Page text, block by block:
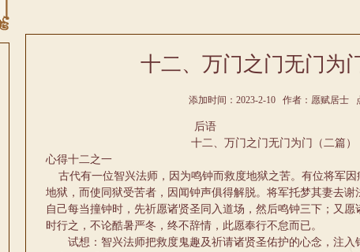
十二、万门之门无门为
添加时间：2023-2-10 作者：愿赋居士
后语
十二、万门之门无门为门（二篇）
心得十二之一
古代有一位智兴法师，因为鸣钟而救度地狱之苦。有位将军因
地狱，而使同狱受苦者，因闻钟声俱得解脱。将军托梦其妻去
自己每当撞钟时，先祈愿诸贤圣同入道场，然后鸣钟三下；又
时行之，不论酷暑严冬，终不辞情，此愿奉行不怠而已。
试想：智兴法师把救度鬼趣及祈请诸贤圣佑护的心念，注入